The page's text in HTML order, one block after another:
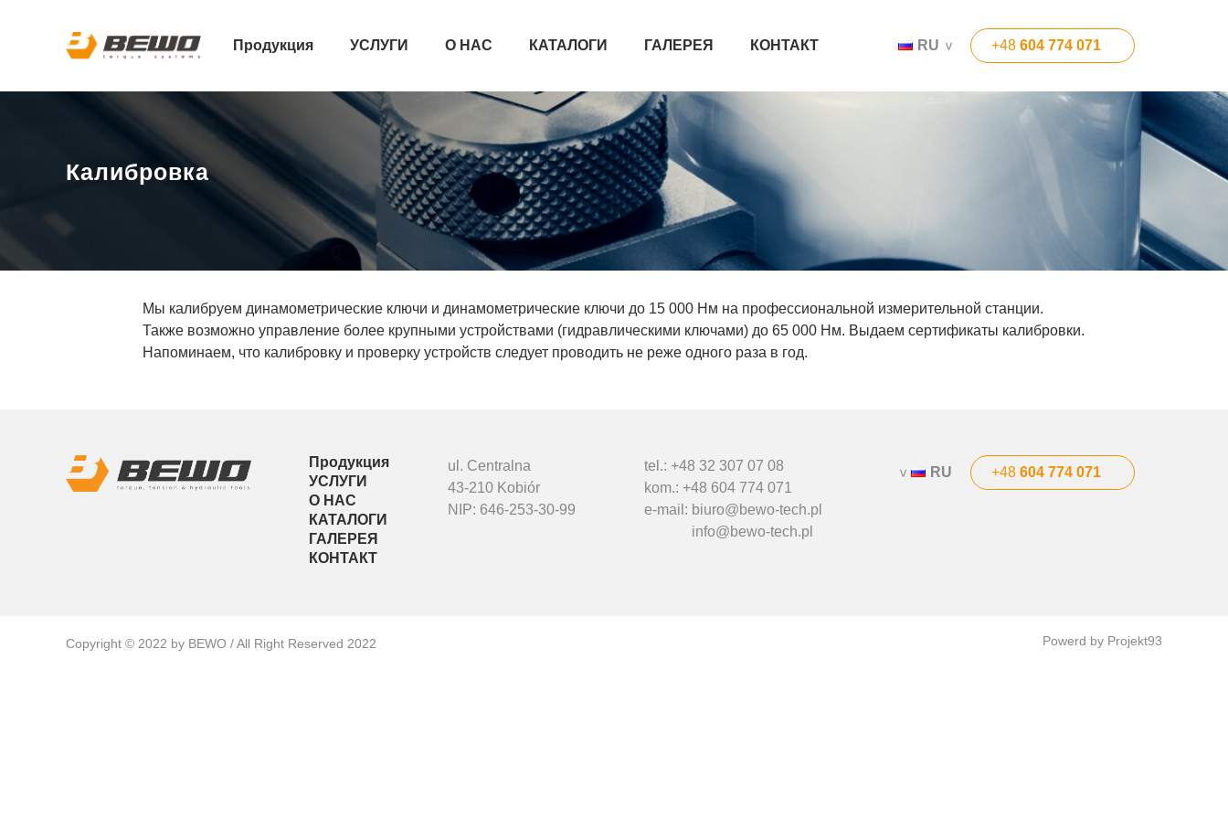
Продукция УСЛУГИ О НАС КАТАЛОГИ ГАЛЕРЕЯ КОНТАКТ RU +48 604 774 071
Калибровка
Мы калибруем динамометрические ключи и динамометрические ключи до 15 000 Нм на профессиональной измерительной станции.
Также возможно управление более крупными устройствами (гидравлическими ключами) до 65 000 Нм. Выдаем сертификаты калибровки.
Напоминаем, что калибровку и проверку устройств следует проводить не реже одного раза в год.
Продукция
УСЛУГИ
О НАС
КАТАЛОГИ
ГАЛЕРЕЯ
КОНТАКТ
ul. Centralna
43-210 Kobiór
NIP: 646-253-30-99
tel.: +48 32 307 07 08
kom.: +48 604 774 071
e-mail: biuro@bewo-tech.pl
info@bewo-tech.pl
RU +48 604 774 071
Copyright © 2022 by BEWO / All Right Reserved 2022 Powerd by Projekt93